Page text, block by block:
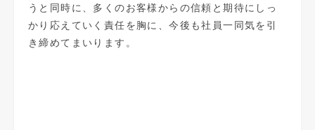
うと同時に、多くのお客様からの信頼と期待にしっ
かり応えていく責任を胸に、今後も社員一同気を引
き締めてまいります。